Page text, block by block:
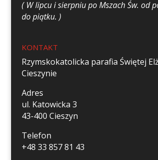
( W lipcu i sierpniu po Mszach Św. od
do piątku. )
KONTAKT
Rzymskokatolicka parafia Świętej
Cieszynie
Adres
ul. Katowicka 3
43-400 Cieszyn
Telefon
+48 33 857 81 43